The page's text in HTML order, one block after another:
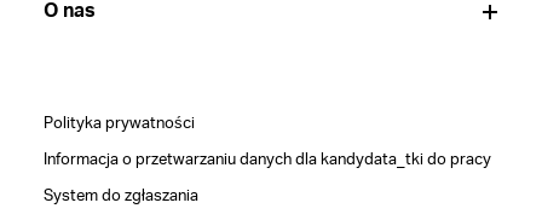
O nas
Polityka prywatności
Informacja o przetwarzaniu danych dla kandydata_tki do pracy
System do zgłaszania